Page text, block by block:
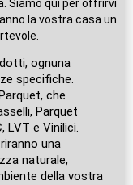
Siamo qui per offrirvi
la vostra casa un
ognuna
specifiche.
che
Parquet
LVT e Vinilici.
una
naturale,
della vostra